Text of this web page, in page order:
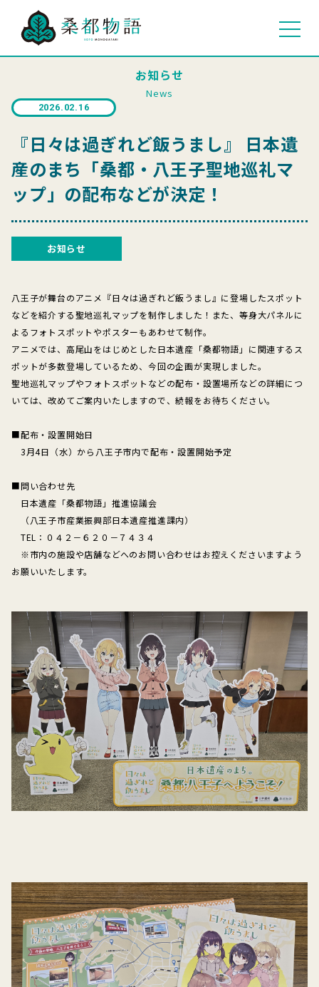
お知らせ
News
2026.02.16
『日々は過ぎれど飯うまし』 日本遺
産のまち「桑都・八王子聖地巡礼マ
ップ」の配布などが決定！
お知らせ
八王子が舞台のアニメ『日々は過ぎれど飯うまし』に登場したスポット
などを紹介する聖地巡礼マップを制作しました！また、等身大パネルに
よるフォトスポットやポスターもあわせて制作。
アニメでは、高尾山をはじめとした日本遺産「桑都物語」に関連するス
ポットが多数登場しているため、今回の企画が実現しました。
聖地巡礼マップやフォトスポットなどの配布・設置場所などの詳細につ
いては、改めてご案内いたしますので、続報をお待ちください。
■配布・設置開始日
3月4日（水）から八王子市内で配布・設置開始予定
■問い合わせ先
日本遺産「桑都物語」推進協議会
（八王子市産業振興部日本遺産推進課内）
TEL：０４２－６２０－７４３４
※市内の施設や店舗などへのお問い合わせはお控えくださいますよう
お願いいたします。